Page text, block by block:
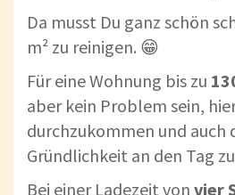
Da musst Du ganz schön
m² zu reinigen. 😁
Für eine Wohnung bis zu
aber kein Problem sein,
durchzukommen und
Gründlichkeit an den Tag
Bei einer Ladezeit von vier